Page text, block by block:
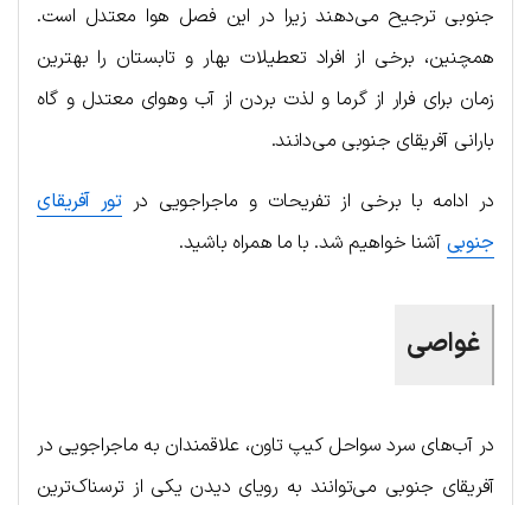
جنوبی ترجیح می‌دهند زیرا در این فصل هوا معتدل است.
همچنین، برخی از افراد تعطیلات بهار و تابستان را بهترین
زمان برای فرار از گرما و لذت بردن از آب وهوای معتدل و گاه
بارانی آفریقای جنوبی می‌دانند.
در ادامه با برخی از تفریحات و ماجراجویی درتور آفریقای
جنوبی آشنا خواهیم شد. با ما همراه باشید.
غواصی
در آب‌های سرد سواحل کیپ تاون، علاقمندان به ماجراجویی در
آفریقای جنوبی می‌توانند به رویای دیدن یکی از ترسناک‌ترین